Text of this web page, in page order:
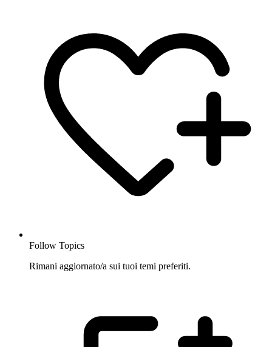
Follow Topics
Rimani aggiornato/a sui tuoi temi preferiti.